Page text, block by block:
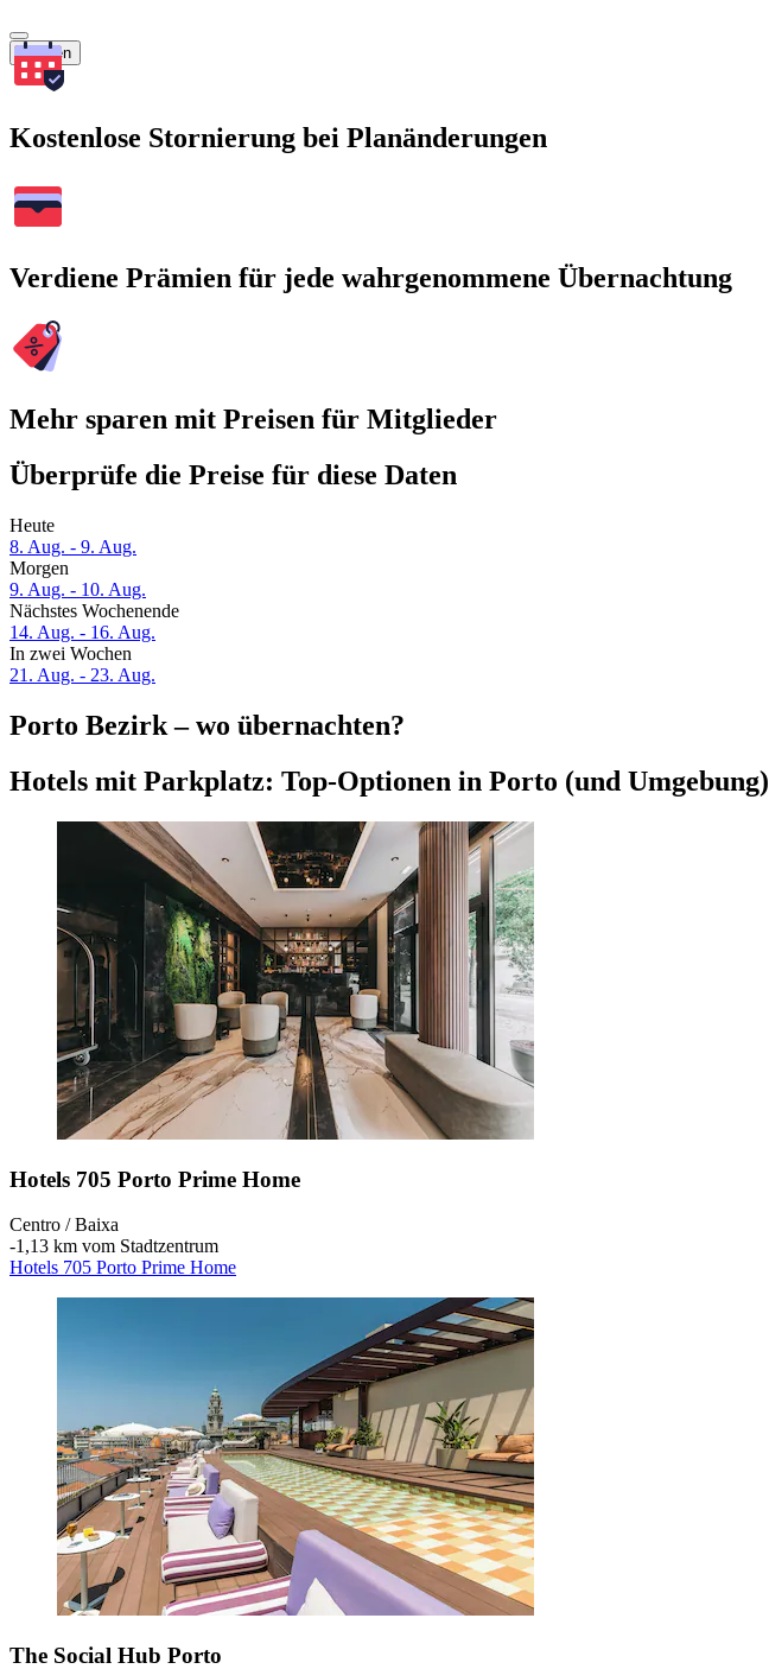
Suchen
Kostenlose Stornierung bei Planänderungen
Verdiene Prämien für jede wahrgenommene Übernachtung
Mehr sparen mit Preisen für Mitglieder
Überprüfe die Preise für diese Daten
Heute
8. Aug. - 9. Aug.
Morgen
9. Aug. - 10. Aug.
Nächstes Wochenende
14. Aug. - 16. Aug.
In zwei Wochen
21. Aug. - 23. Aug.
Porto Bezirk – wo übernachten?
Hotels mit Parkplatz: Top-Optionen in Porto (und Umgebung)
Hotels 705 Porto Prime Home
Centro / Baixa
‐1,13 km vom Stadtzentrum
Hotels 705 Porto Prime Home
The Social Hub Porto